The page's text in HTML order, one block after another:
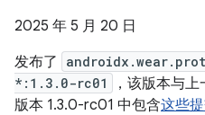
2025 年 5 月 20 日
发布了
*:1.3.0-rc01
，该版本与
版本 1.3.0-rc01 中包含这些